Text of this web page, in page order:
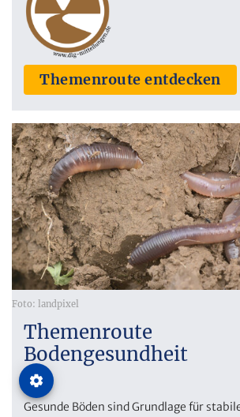
Themenroute entdecken
Foto: landpixel
Themenroute
Bodengesundheit
Gesunde Böden sind Grundlage für